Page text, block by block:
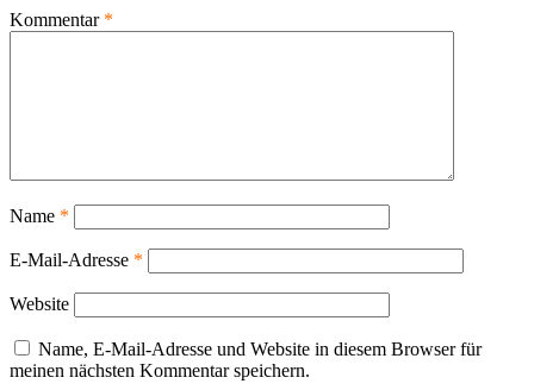
Kommentar *
Name *
E-Mail-Adresse *
Website
Name, E-Mail-Adresse und Website in diesem Browser für
meinen nächsten Kommentar speichern.